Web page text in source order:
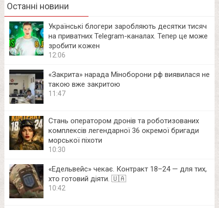
Останні новини
Українські блогери заробляють десятки тисяч
на приватних Telegram-каналах. Тепер це може
зробити кожен
12:06
«Закрита» нарада Міноборони рф виявилася не
такою вже закритою
11:47
Стань оператором дронів та роботизованих
комплексів легендарної 36 окремої бригади
морської піхоти
10:30
«Едельвейс» чекає. Контракт 18–24 — для тих,
хто готовий діяти. 🇺🇦
10:42